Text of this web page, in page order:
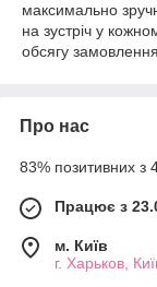
максимально
на зустріч у
обсягу
Про нас
83% позитивних з
Працює з
м. Київ
г. Харьков,